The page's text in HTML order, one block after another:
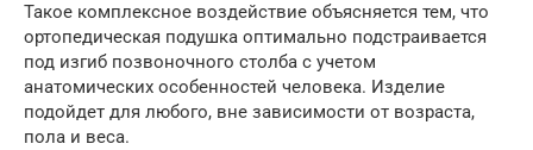
Такое комплексное воздействие объясняется тем, что
ортопедическая подушка оптимально подстраивается
под изгиб позвоночного столба с учетом
анатомических особенностей человека. Изделие
подойдет для любого, вне зависимости от возраста,
пола и веса.